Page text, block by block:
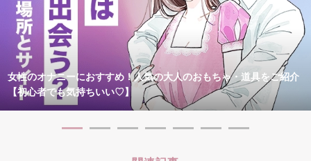
女性のオナニーにおすすめ！人気の大人のおもちゃ・道具をご紹介
【初心者でも気持ちいい♡】